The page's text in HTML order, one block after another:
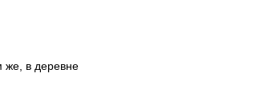
же, в деревне